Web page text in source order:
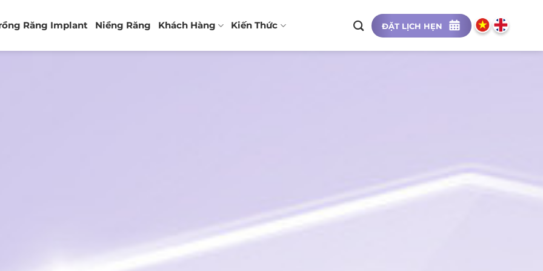
Răng Implant Niềng Răng Khách Hàng Kiến Thức ĐẶT LỊCH HẸN